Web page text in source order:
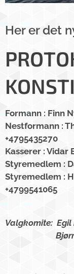
Her er det
Formann : Finn
Nestformann :
+4795435270
Kasserer : Vidar
Styremedlem :
Styremedlem :
+4799541065
Valgkomite: Egil
Bjørnulf